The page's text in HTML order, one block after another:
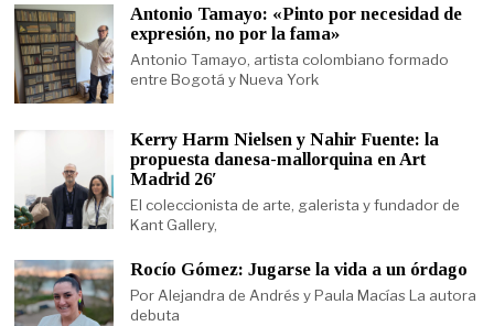
Antonio Tamayo: «Pinto por necesidad de
expresión, no por la fama»
Antonio Tamayo, artista colombiano formado
entre Bogotá y Nueva York
Kerry Harm Nielsen y Nahir Fuente: la
propuesta danesa-mallorquina en Art
Madrid 26′
El coleccionista de arte, galerista y fundador de
Kant Gallery,
Rocío Gómez: Jugarse la vida a un órdago
Por Alejandra de Andrés y Paula Macías La autora
debuta